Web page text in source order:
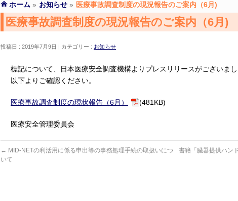
ホーム » お知らせ » 医療事故調査制度の現況報告のご案内（6月)
医療事故調査制度の現況報告のご案内（6月)
投稿日 : 2019年7月9日 カテゴリー : お知らせ
標記について、日本医療安全調査機構よりプレスリリースがございまし
以下よりご確認ください。
医療事故調査制度の現状報告（6月） (481KB)
医療安全管理委員会
← MID-NETの利活用に係る申出等の事務処理手続の取扱いにつ
いて
書籍「臓器提供ハン